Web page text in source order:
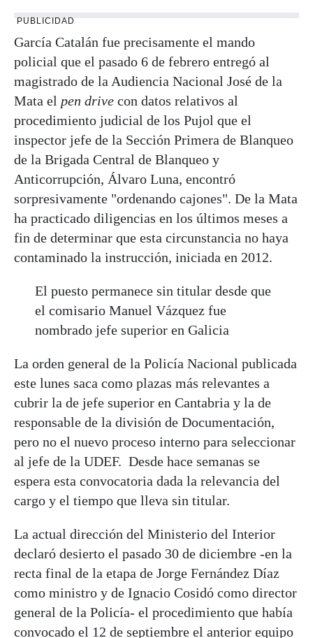
PUBLICIDAD
García Catalán fue precisamente el mando
policial que el pasado 6 de febrero entregó al
magistrado de la Audiencia Nacional José de la
Mata el pen drive con datos relativos al
procedimiento judicial de los Pujol que el
inspector jefe de la Sección Primera de Blanqueo
de la Brigada Central de Blanqueo y
Anticorrupción, Álvaro Luna, encontró
sorpresivamente "ordenando cajones". De la Mata
ha practicado diligencias en los últimos meses a
fin de determinar que esta circunstancia no haya
contaminado la instrucción, iniciada en 2012.
El puesto permanece sin titular desde que
el comisario Manuel Vázquez fue
nombrado jefe superior en Galicia
La orden general de la Policía Nacional publicada
este lunes saca como plazas más relevantes a
cubrir la de jefe superior en Cantabria y la de
responsable de la división de Documentación,
pero no el nuevo proceso interno para seleccionar
al jefe de la UDEF. Desde hace semanas se
espera esta convocatoria dada la relevancia del
cargo y el tiempo que lleva sin titular.
La actual dirección del Ministerio del Interior
declaró desierto el pasado 30 de diciembre -en la
recta final de la etapa de Jorge Fernández Díaz
como ministro y de Ignacio Cosidó como director
general de la Policía- el procedimiento que había
convocado el 12 de septiembre el anterior equipo